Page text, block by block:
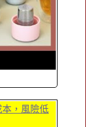
，風險低